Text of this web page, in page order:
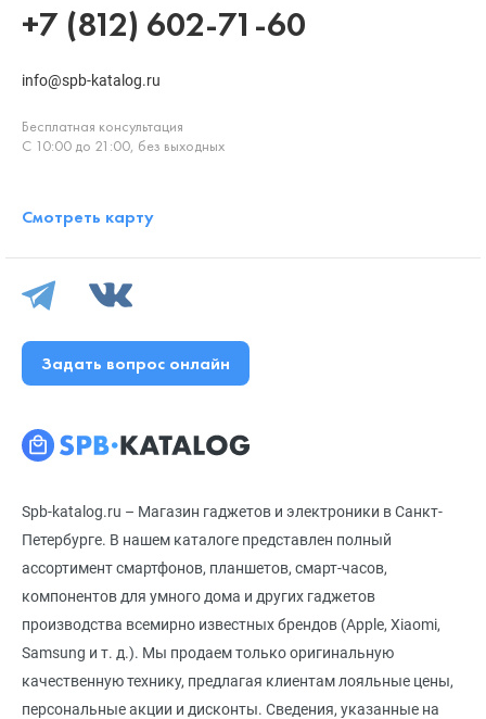
Spb-katalog.ru – Магазин гаджетов и электроники в Санкт-
Петербурге. В нашем каталоге представлен полный
ассортимент смартфонов, планшетов, смарт-часов,
компонентов для умного дома и других гаджетов
производства всемирно известных брендов (Apple, Xiaomi,
Samsung и т. д.). Мы продаем только оригинальную
качественную технику, предлагая клиентам лояльные цены,
персональные акции и дисконты. Сведения, указанные на
+7 (812) 602-71-60
info@spb-katalog.ru
Бесплатная консультация
С 10:00 до 21:00, без выходных
Смотреть карту
Задать вопрос онлайн